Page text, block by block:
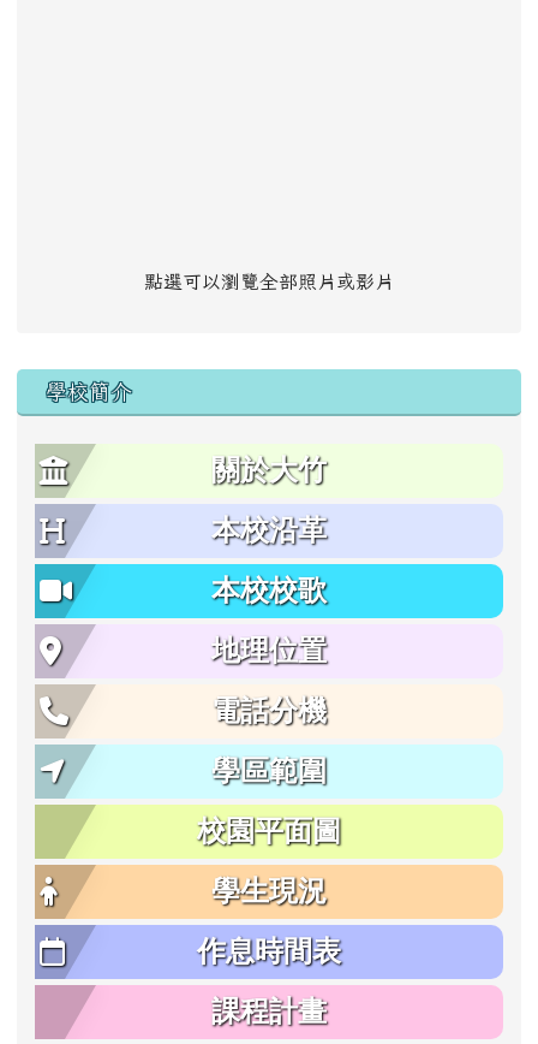
點選可以瀏覽全部照片或影片
學校簡介
關於大竹
本校沿革
本校校歌
地理位置
電話分機
學區範圍
校園平面圖
學生現況
作息時間表
課程計畫